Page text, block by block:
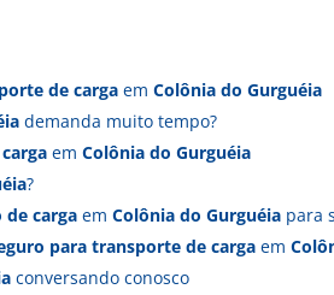
de cargaem Colônia do Gurguéia
demanda muito tempo?
em Colônia do Gurguéia
?
de cargaem Colônia do Gurguéiapara
para transporte de cargaem
conversando conosco